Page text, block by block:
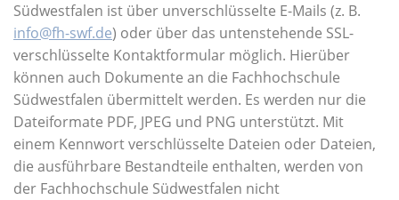
Über uns
Südwestfalen ist über unverschlüsselte E-Mails (z. B.
info@fh-swf.de) oder über das untenstehende SSL-
verschlüsselte Kontaktformular möglich. Hierüber
können auch Dokumente an die Fachhochschule
Südwestfalen übermittelt werden. Es werden nur die
Dateiformate PDF, JPEG und PNG unterstützt. Mit
einem Kennwort verschlüsselte Dateien oder Dateien,
die ausführbare Bestandteile enthalten, werden von
der Fachhochschule Südwestfalen nicht